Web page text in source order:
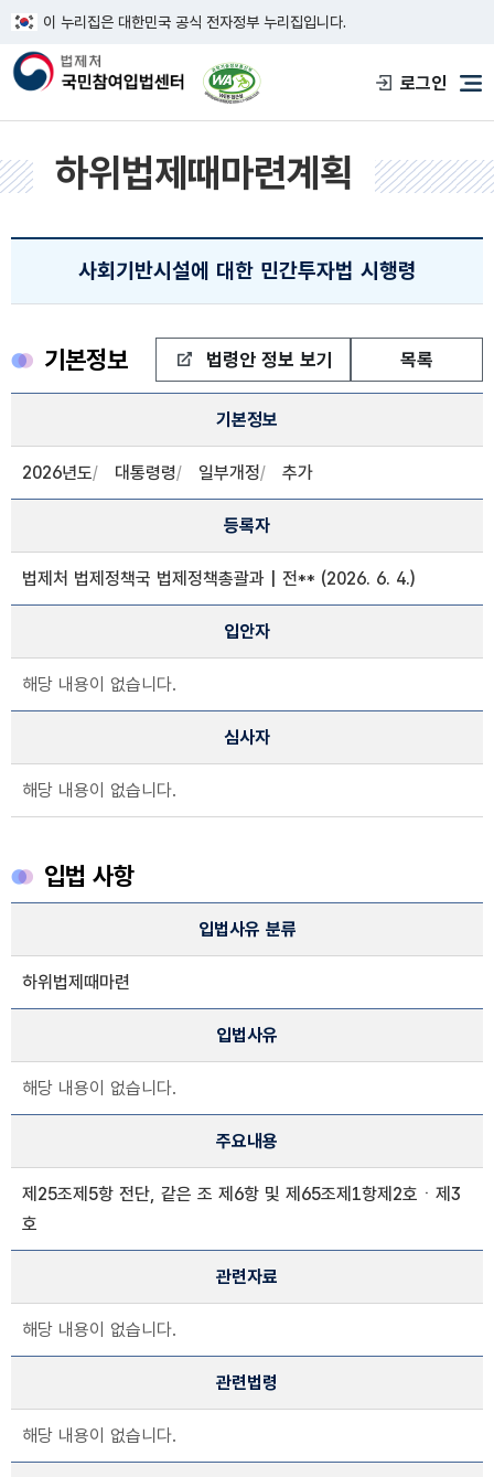
이 누리집은 대한민국 공식 전자정부 누리집입니다.
한국웹접근성인증평가원 웹접근성 사이
로그인
메
하위법제때마련계획
사회기반시설에 대한 민간투자법 시행령
기본정보 법령안 정보 보기 목록
기본정보, 등록자, 입안자 , 심사자 정보제공
기본정보
2026년도 대통령령 일부개정 추가
등록자
법제처 법제정책국 법제정책총괄과 | 전** (2026. 6. 4.)
입안자
해당 내용이 없습니다.
심사자
해당 내용이 없습니다.
입법 사항
입법 사유 분류, 입법사유, 주요내용, 관련자료, 관련법령, 입법분류
입법사유 분류
하위법제때마련
입법사유
해당 내용이 없습니다.
주요내용
제25조제5항 전단, 같은 조 제6항 및 제65조제1항제2호ㆍ제3
호
관련자료
해당 내용이 없습니다.
관련법령
해당 내용이 없습니다.